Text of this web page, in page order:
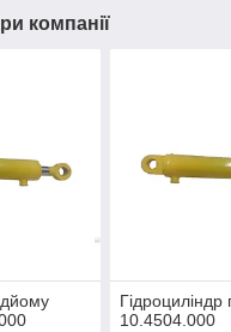
компанії
10.4504.000